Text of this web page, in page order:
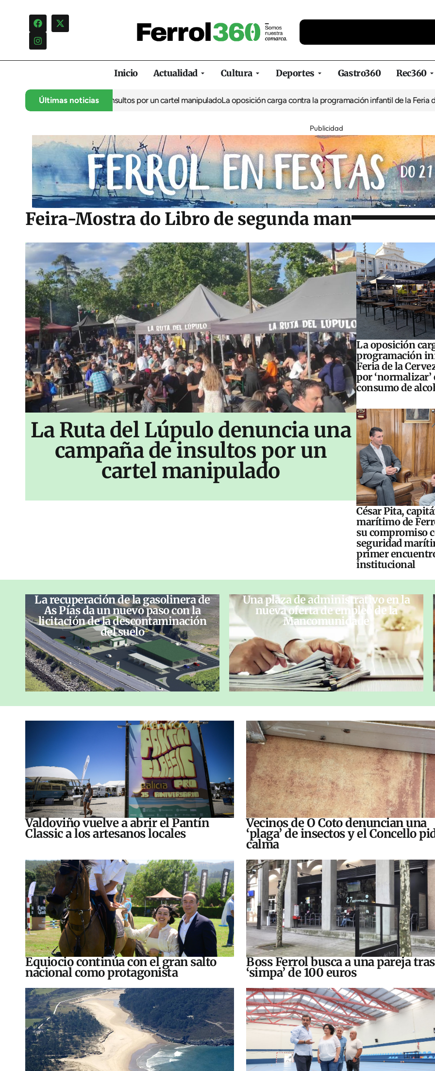
Inicio Actualidad Cultura Deportes Gastro360 Rec360
Últimas noticias
una campaña de insultos por un cartel manipuladoLa oposición carga contra la programación infantil de la Feria de la
Publicidad
Feira-Mostra do Libro de segunda man
La Ruta del Lúpulo denuncia una
campaña de insultos por un
cartel manipulado
La oposición
programación
Feria de la
por ‘normalizar’
consumo de
César Pita,
marítimo de
su compromiso
seguridad
primer
institucional
La recuperación de la gasolinera de
As Pías da un nuevo paso con la
licitación de la descontaminación
del suelo
Una plaza de administrativo en la
nueva oferta de empleo de la
Mancomunidade
Valdoviño vuelve a abrir el Pantín
Classic a los artesanos locales
Vecinos de O Coto denuncian una
‘plaga’ de insectos y el Concello
calma
Equiocio continúa con el gran salto
nacional como protagonista
Boss Ferrol busca a una pareja
‘simpa’ de 100 euros